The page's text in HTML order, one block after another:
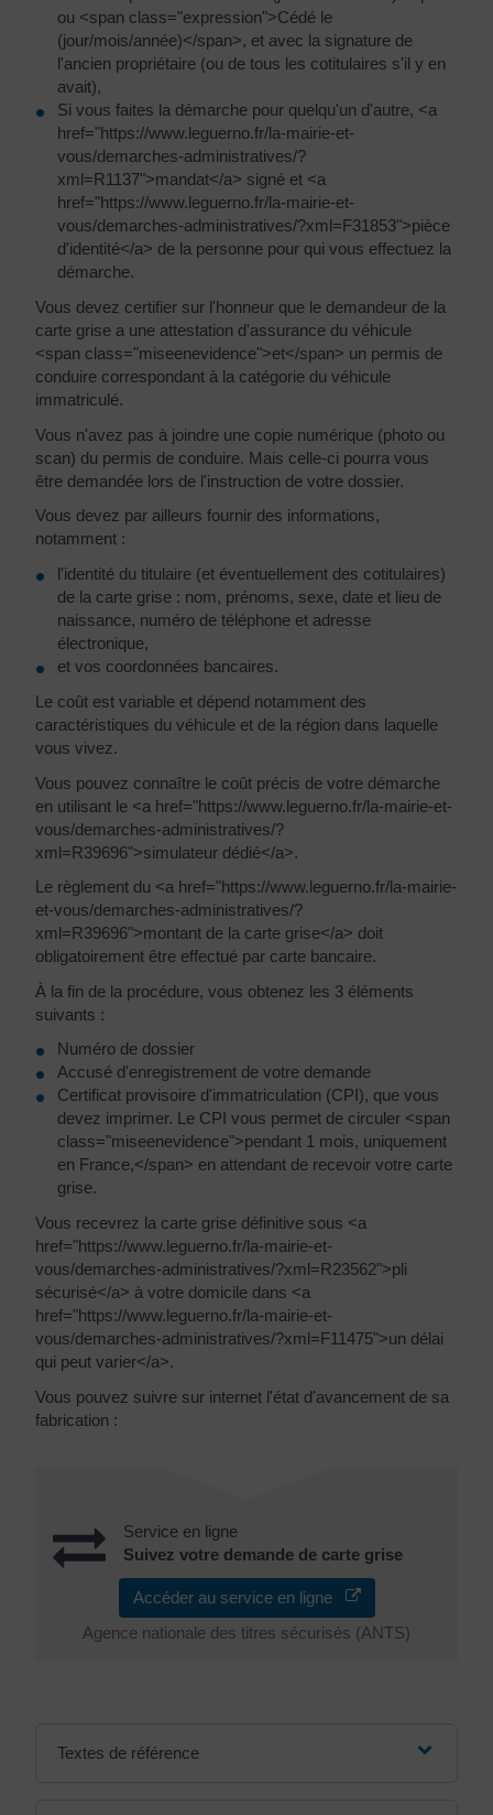
ou <span class="expression">Cédé le
(jour/mois/année)</span>, et avec la signature de
l'ancien propriétaire (ou de tous les cotitulaires s'il y en
avait),
Si vous faites la démarche pour quelqu'un d'autre, <a
href="https://www.leguerno.fr/la-mairie-et-
vous/demarches-administratives/?
xml=R1137">mandat</a> signé et <a
href="https://www.leguerno.fr/la-mairie-et-
vous/demarches-administratives/?xml=F31853">pièce
d'identité</a> de la personne pour qui vous effectuez la
démarche.
Vous devez certifier sur l'honneur que le demandeur de la
carte grise a une attestation d'assurance du véhicule
<span class="miseenevidence">et</span> un permis de
conduire correspondant à la catégorie du véhicule
immatriculé.
Vous n'avez pas à joindre une copie numérique (photo ou
scan) du permis de conduire. Mais celle-ci pourra vous
être demandée lors de l'instruction de votre dossier.
Vous devez par ailleurs fournir des informations,
notamment :
l'identité du titulaire (et éventuellement des cotitulaires)
de la carte grise : nom, prénoms, sexe, date et lieu de
naissance, numéro de téléphone et adresse
électronique,
et vos coordonnées bancaires.
Le coût est variable et dépend notamment des
caractéristiques du véhicule et de la région dans laquelle
vous vivez.
Vous pouvez connaître le coût précis de votre démarche
en utilisant le <a href="https://www.leguerno.fr/la-mairie-et-
vous/demarches-administratives/?
xml=R39696">simulateur dédié</a>.
Le règlement du <a href="https://www.leguerno.fr/la-mairie-
et-vous/demarches-administratives/?
xml=R39696">montant de la carte grise</a> doit
obligatoirement être effectué par carte bancaire.
À la fin de la procédure, vous obtenez les 3 éléments
suivants :
Numéro de dossier
Accusé d'enregistrement de votre demande
Certificat provisoire d'immatriculation (CPI), que vous
devez imprimer. Le CPI vous permet de circuler <span
class="miseenevidence">pendant 1 mois, uniquement
en France,</span> en attendant de recevoir votre carte
grise.
Vous recevrez la carte grise définitive sous <a
href="https://www.leguerno.fr/la-mairie-et-
vous/demarches-administratives/?xml=R23562">pli
sécurisé</a> à votre domicile dans <a
href="https://www.leguerno.fr/la-mairie-et-
vous/demarches-administratives/?xml=F11475">un délai
qui peut varier</a>.
Vous pouvez suivre sur internet l'état d'avancement de sa
fabrication :
Service en ligne
Suivez votre demande de carte grise
Accéder au service en ligne
Agence nationale des titres sécurisés (ANTS)
Textes de référence